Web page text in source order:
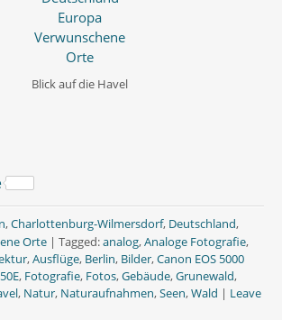
Blick auf die Havel
,Charlottenburg-Wilmersdorf, Deutschland,
Orte | Tagged:analog,Analoge Fotografie,
,Ausflüge, Berlin, Bilder,Canon EOS 5000
, Fotografie, Fotos,Gebäude,Grunewald,
, Natur, Naturaufnahmen,Seen,Wald | Leave